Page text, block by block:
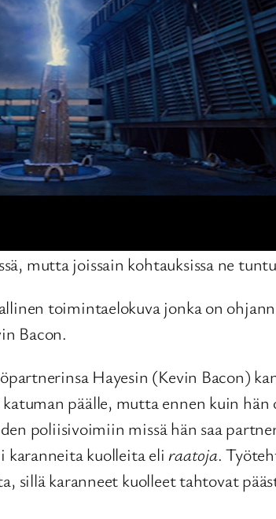
mutta joissain kohtauksissa ne
toimintaelokuva jonka on
Bacon.
Hayesin (Kevin Bacon)
päälle, mutta ennen kuin hän
poliisivoimiin missä hän saa
karanneita kuolleita eliraatoja.
sillä karanneet kuolleet tahtovat